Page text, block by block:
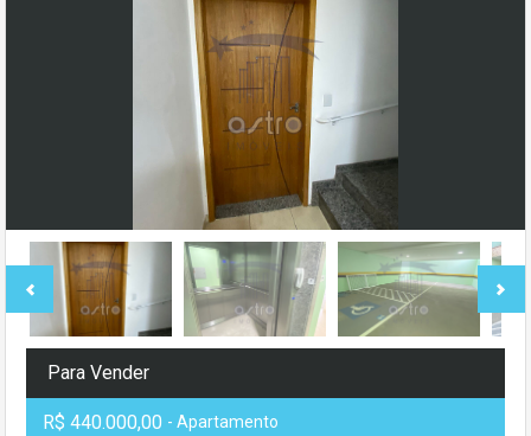
Para Vender
R$ 440.000,00 - Apartamento